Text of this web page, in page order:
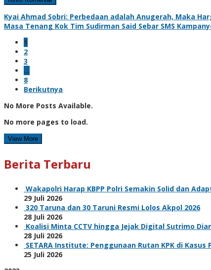
Kyai Ahmad Sobri: Perbedaan adalah Anugerah, Maka
Masa Tenang Kok Tim Sudirman Said Sebar SMS
1
2
3
…
8
Berikutnya
No More Posts Available.
No more pages to load.
View More
Berita Terbaru
Wakapolri Harap KBPP Polri Semakin Solid dan
29 Juli 2026
320 Taruna dan 30 Taruni Resmi Lolos Akpol 2026
28 Juli 2026
Koalisi Minta CCTV hingga Jejak Digital Sutrimo
28 Juli 2026
SETARA Institute: Penggunaan Rutan KPK di
25 Juli 2026